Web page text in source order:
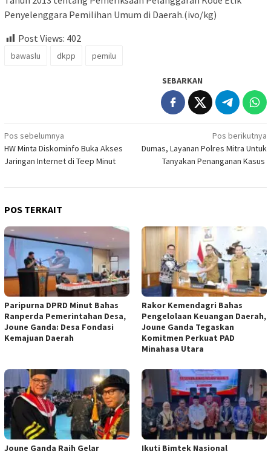
Penyelenggara Pemilihan Umum di Daerah.(ivo/kg)
Post Views: 402
bawaslu dkpp pemilu
SEBARKAN
Navigasi
pos
Pos sebelumnya
HW Minta Diskominfo Buka Akses
Jaringan Internet di Teep Minut
Pos berikutnya
Dumas, Layanan Polres Mitra Untuk
Tanyakan Penanganan Kasus
POS TERKAIT
Paripurna DPRD Minut Bahas
Ranperda Pemerintahan Desa,
Joune Ganda: Desa Fondasi
Kemajuan Daerah
Rakor Kemendagri Bahas
Pengelolaan Keuangan Daerah,
Joune Ganda Tegaskan
Komitmen Perkuat PAD
Minahasa Utara
Joune Ganda Raih Gelar
Ikuti Bimtek Nasional